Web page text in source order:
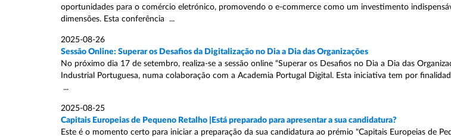
oportunidades para o comércio eletrónico, promovendo o e-commerce como um investimento
dimensões. Esta conferência ...
2025-08-26
Sessão Online: Superar os Desafios da Digitalização no Dia a Dia das Organizações
No próximo dia 17 de setembro, realiza-se a sessão online “Superar os Desafios no Dia a Dia das
Industrial Portuguesa, numa colaboração com a Academia Portugal Digital. Esta iniciativa tem por
...
2025-08-25
Capitais Europeias de Pequeno Retalho |Está preparado para apresentar a sua candidatura?
Este é o momento certo para iniciar a preparação da sua candidatura ao prémio "Capitais Europeias de